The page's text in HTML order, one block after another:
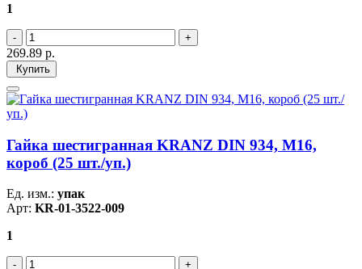
1
269.89 р.
Купить
Гайка шестигранная KRANZ DIN 934, M16,
короб (25 шт./уп.)
Ед. изм.: упак
Арт: KR-01-3522-009
1